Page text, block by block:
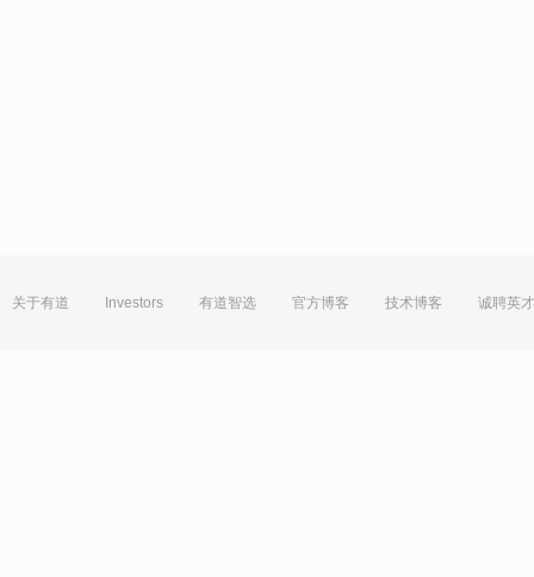
关于有道 Investors 有道智选 官方博客 技术博客 诚聘英才